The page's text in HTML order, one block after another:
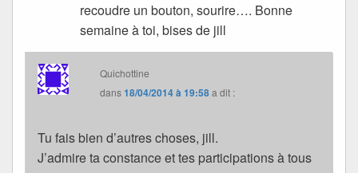
recoudre un bouton, sourire…. Bonne
semaine à toi, bises de jill
Quichottine
dans18/04/2014 à 19:58a dit :
Tu fais bien d’autres choses, jill.
J’admire ta constance et tes participations à tous